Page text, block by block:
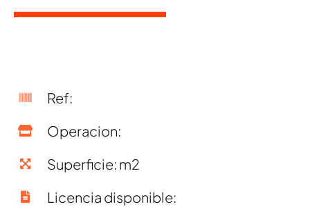
Ref:
Operacion:
Superficie: m2
Licencia disponible: